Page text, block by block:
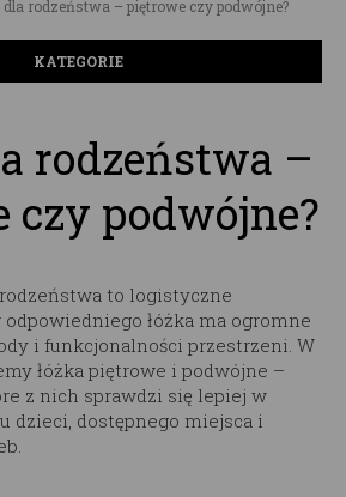
dla rodzeństwa – piętrowe czy podwójne?
KATEGORIE
rodzeństwa –
czy podwójne?
to logistyczne
łóżka ma ogromne
i funkcjonalności przestrzeni. W
łóżka piętrowe i podwójne –
z nich sprawdzi się lepiej w
dzieci, dostępnego miejsca i